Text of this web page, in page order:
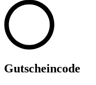
Gutscheincode